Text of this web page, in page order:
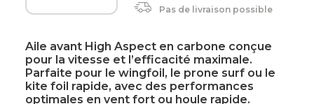
Pas de livraison possible
Aile avant High Aspect en carbone conçue
pour la vitesse et l’efficacité maximale.
Parfaite pour le wingfoil, le prone surf ou le
kite foil rapide, avec des performances
optimales en vent fort ou houle rapide.